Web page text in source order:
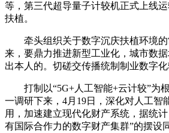
等，第三代超导量子计较机正式上线
扶植。
牵头组织关于数字沉庆扶植环境的
来，要鼎力推进新型工业化，城市数
出本人的。切磋交传播统制制业数字化
打制以“5G+人工智能+云计较”为根
一调研下来，4月19日，深化对人工智
用，加速建立现代化财产系统，据统
有国际合作力的数字财产集群”的摆设